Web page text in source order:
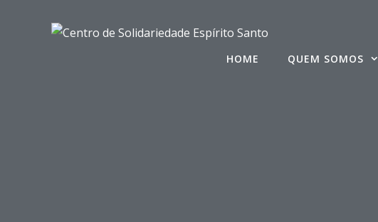
HOME QUEM SOMOS